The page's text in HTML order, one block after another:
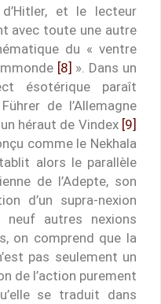
et le lecteur
avec toute une autre
du « ventre
[8] ». Dans un
ésotérique paraît
de l’Allemagne
héraut de Vindex [9]
comme le Nekhala
alors le parallèle
de l’Adepte, son
d’un supra-nexion
autres nexions
on comprend que la
pas seulement un
de l’action purement
se traduit dans